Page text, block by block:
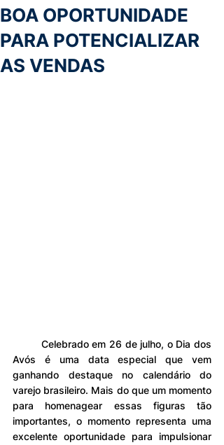
BOA OPORTUNIDADE
PARA POTENCIALIZAR
AS VENDAS
Avós é uma data especial que vem
ganhando destaque no calendário do
varejo brasileiro. Mais do que um momento
para homenagear essas figuras tão
importantes, o momento representa uma
excelente oportunidade para impulsionar